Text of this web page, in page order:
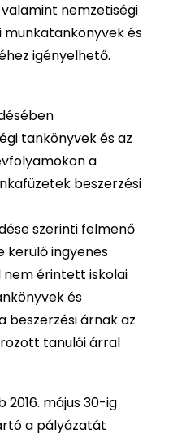
nemzetiségi
és
igényelhető.
tankönyvek és az
a
beszerzési
szerinti felmenő
kerülő ingyenes
nem érintett iskolai
és
beszerzési árnak az
tanulói árral
május 30-ig
a pályázatát